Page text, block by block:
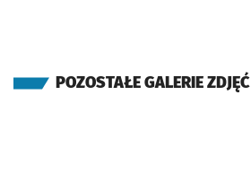
POZOSTAŁE GALERIE ZDJĘĆ